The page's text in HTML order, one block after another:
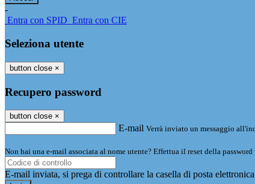
-
Entra con SPID Entra con CIE
Seleziona utente
button close ×
Recupero password
button close ×
E-mail Verrà inviato un messaggio
Non hai una e-mail associata al nome utente? Effettua il reset della
E-mail inviata, si prega di controllare la casella di posta